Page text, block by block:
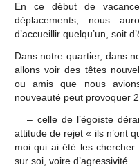
En ce début de
déplacements, nous
d’accueillir quelqu’un, soit
Dans notre quartier, dans
allons voir des têtes
ou amis que nous
nouveauté peut provoquer
– celle de l’égoïste
attitude de rejet « ils n’ont
moi qui ai été les
sur soi, voire d’agressivité.